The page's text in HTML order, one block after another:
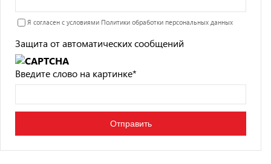
Я согласен с условиями Политики обработки персональных данных
Защита от автоматических сообщений
Введите слово на картинке*